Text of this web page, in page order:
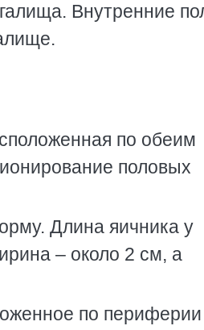
Внутренние
по обеим
половых
Длина яичника у
– около 2 см, а
по периферии